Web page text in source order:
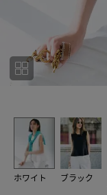
ホワイト ブラック